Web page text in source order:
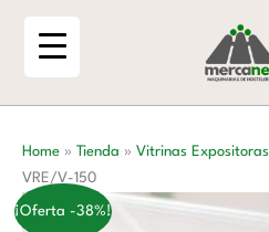
Home » Tienda » Vitrinas Expositoras
VRE/V-150
¡Oferta -38%!
150
cantidad